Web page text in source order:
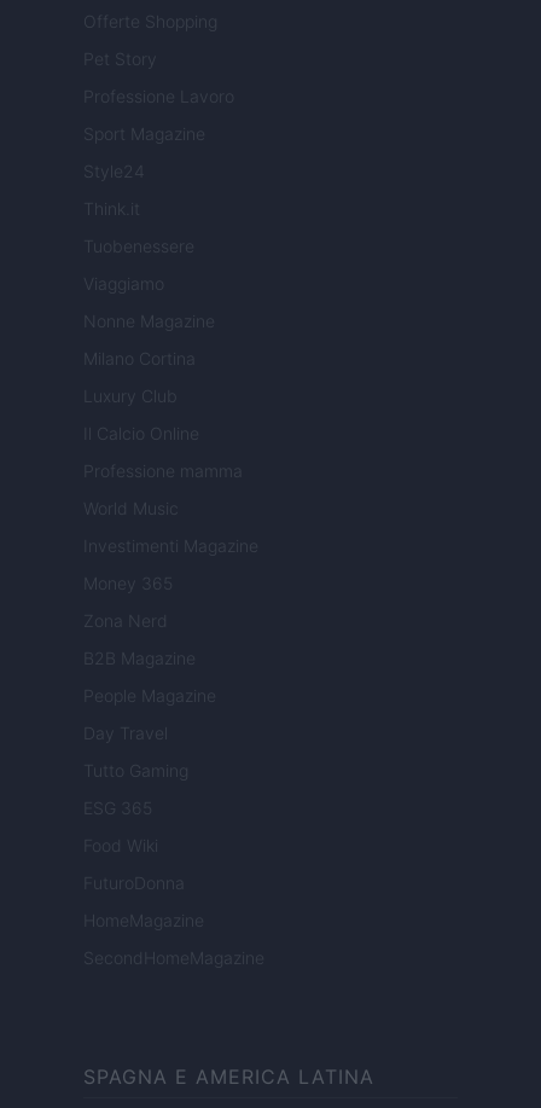
Offerte Shopping
Pet Story
Professione Lavoro
Sport Magazine
Style24
Think.it
Tuobenessere
Viaggiamo
Nonne Magazine
Milano Cortina
Luxury Club
Il Calcio Online
Professione mamma
World Music
Investimenti Magazine
Money 365
Zona Nerd
B2B Magazine
People Magazine
Day Travel
Tutto Gaming
ESG 365
Food Wiki
FuturoDonna
HomeMagazine
SecondHomeMagazine
SPAGNA E AMERICA LATINA